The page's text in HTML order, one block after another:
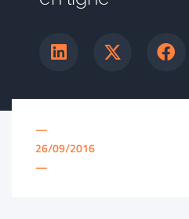
—
26/09/2016
—